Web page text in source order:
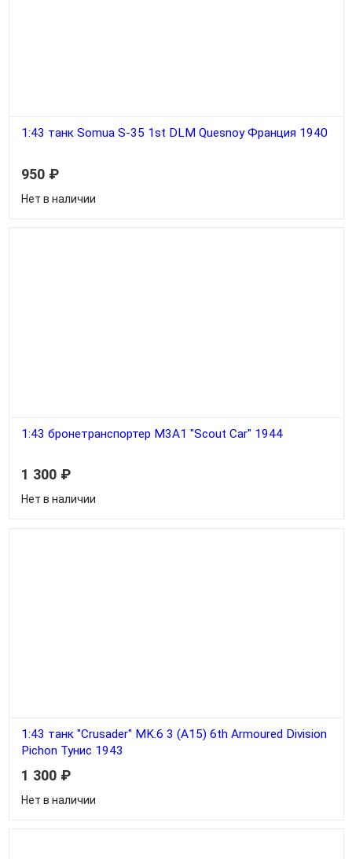
1:43 танк Somua S-35 1st DLM Quesnoy Франция 1940
950 ₽
Нет в наличии
1:43 бронетранспортер M3А1 "Scout Car" 1944
1 300 ₽
Нет в наличии
1:43 танк "Crusader" MK.6 3 (A15) 6th Armoured Division
Pichon Тунис 1943
1 300 ₽
Нет в наличии